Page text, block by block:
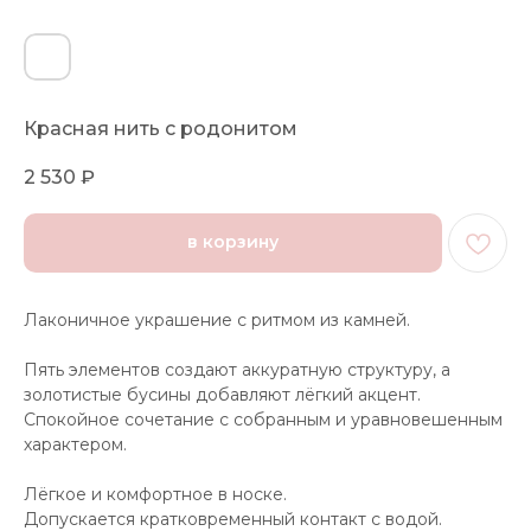
Красная нить с родонитом
2 530 ₽
в корзину
Лаконичное украшение с ритмом из камней.
Пять элементов создают аккуратную структуру, а
золотистые бусины добавляют лёгкий акцент.
Спокойное сочетание с собранным и уравновешенным
характером.
Лёгкое и комфортное в носке.
Допускается кратковременный контакт с водой.